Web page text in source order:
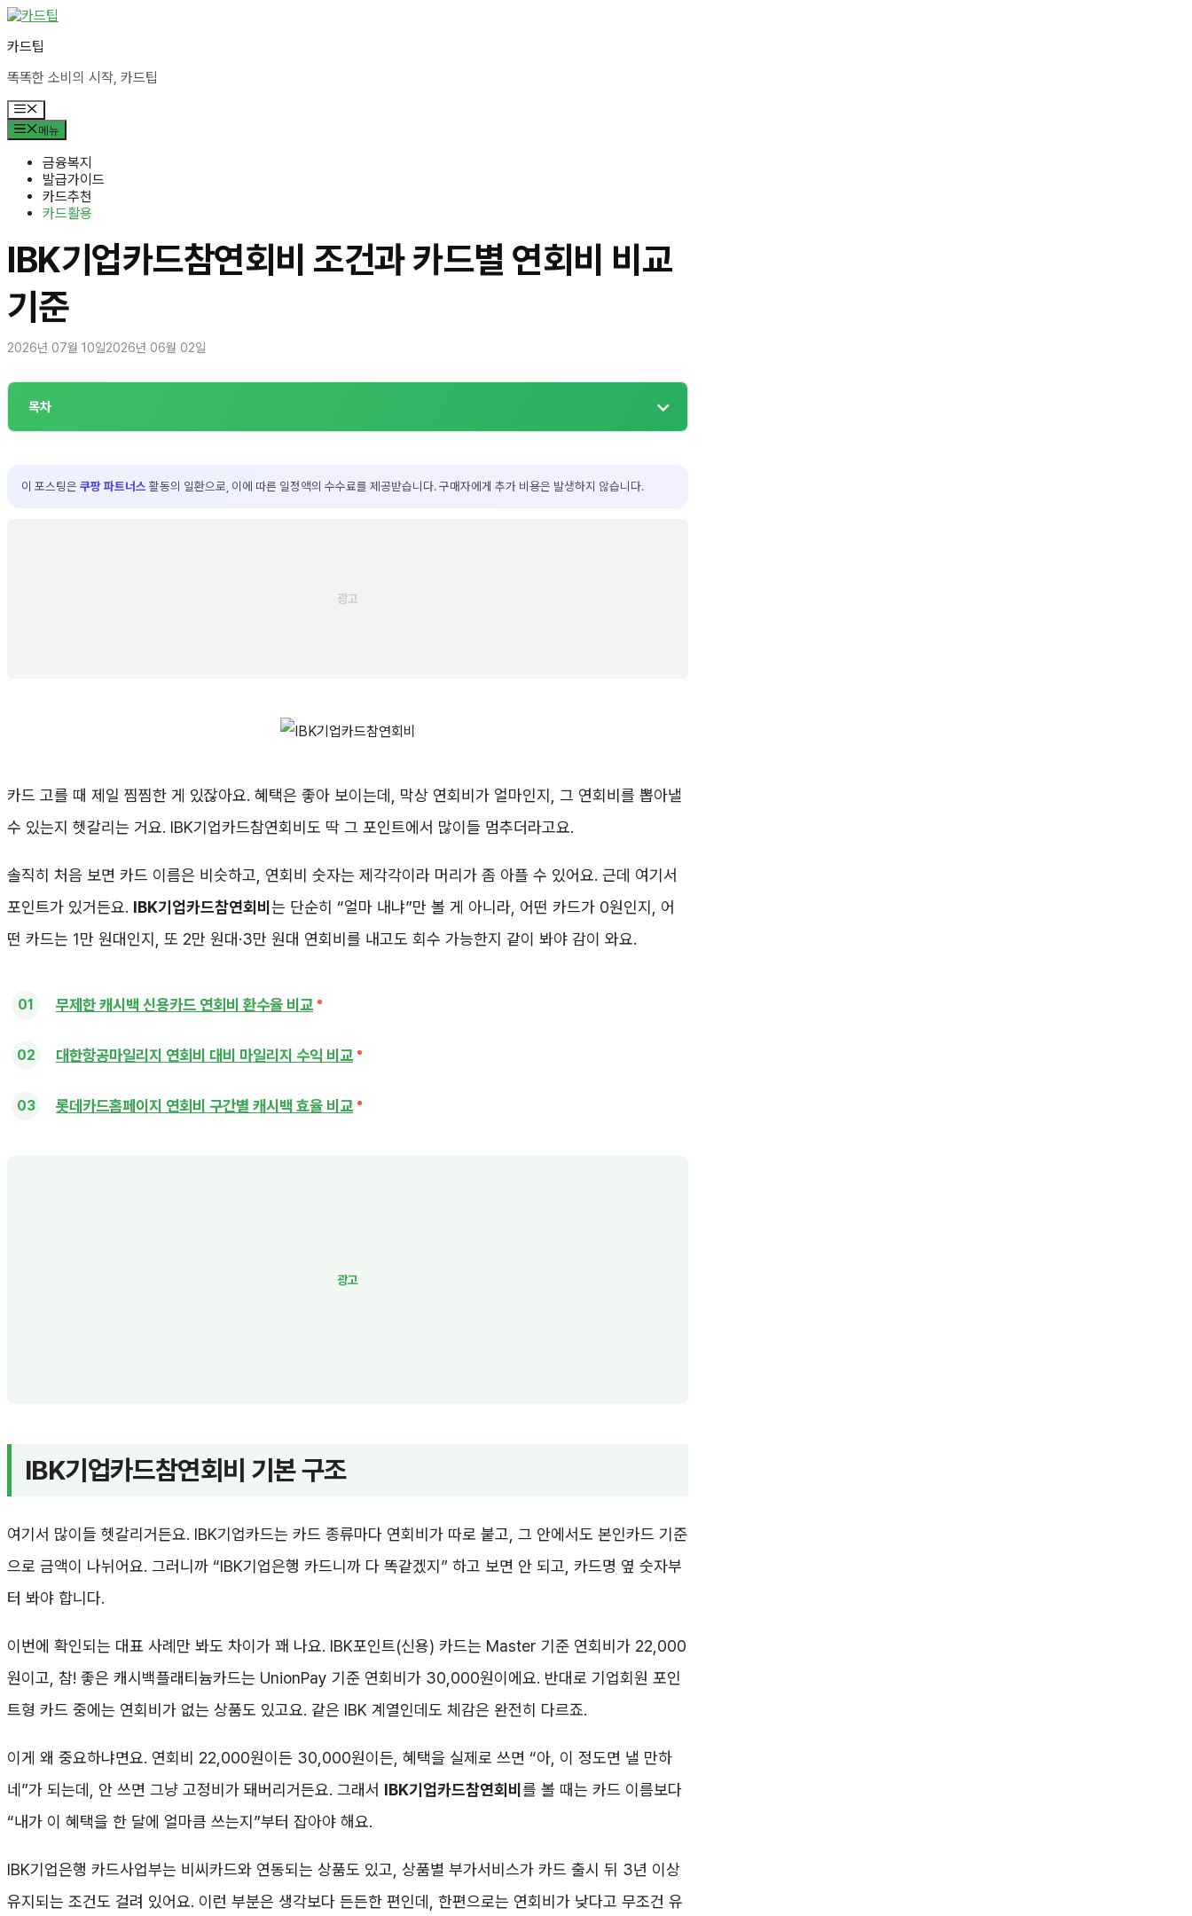
컨
츠
건
너
뛰
기
카드팁
똑똑한 소비의 시작, 카드팁
메
뉴
메뉴
금융복지
발급가이드
카드추천
카드활용
IBK기업카드참연회비 조건과 카드별 연회비 비교
기준
2026년 07월 10일2026년 06월 02일
목차
이 포스팅은 쿠팡 파트너스 활동의 일환으로, 이에 따른 일정액의 수수료를 제공받습니다. 구매자에게 추가 비용은 발생하지 않습니다.
카드 고를 때 제일 찜찜한 게 있잖아요. 혜택은 좋아 보이는데, 막상 연회비가 얼마인지, 그 연회비를 뽑아낼
수 있는지 헷갈리는 거요. IBK기업카드참연회비도 딱 그 포인트에서 많이들 멈추더라고요.
솔직히 처음 보면 카드 이름은 비슷하고, 연회비 숫자는 제각각이라 머리가 좀 아플 수 있어요. 근데 여기서
포인트가 있거든요. IBK기업카드참연회비 는 단순히 “얼마 내냐”만 볼 게 아니라, 어떤 카드가 0원인지, 어
떤 카드는 1만 원대인지, 또 2만 원대·3만 원대 연회비를 내고도 회수 가능한지 같이 봐야 감이 와요.
무제한 캐시백 신용카드 연회비 환수율 비교
대한항공마일리지 연회비 대비 마일리지 수익 비교
롯데카드홈페이지 연회비 구간별 캐시백 효율 비교
IBK기업카드참연회비 기본 구조
여기서 많이들 헷갈리거든요. IBK기업카드는 카드 종류마다 연회비가 따로 붙고, 그 안에서도 본인카드 기준
으로 금액이 나뉘어요. 그러니까 “IBK기업은행 카드니까 다 똑같겠지” 하고 보면 안 되고, 카드명 옆 숫자부
터 봐야 합니다.
이번에 확인되는 대표 사례만 봐도 차이가 꽤 나요. IBK포인트(신용) 카드는 Master 기준 연회비가 22,000
원이고, 참! 좋은 캐시백플래티늄카드는 UnionPay 기준 연회비가 30,000원이에요. 반대로 기업회원 포인
트형 카드 중에는 연회비가 없는 상품도 있고요. 같은 IBK 계열인데도 체감은 완전히 다르죠.
이게 왜 중요하냐면요. 연회비 22,000원이든 30,000원이든, 혜택을 실제로 쓰면 “아, 이 정도면 낼 만하
네”가 되는데, 안 쓰면 그냥 고정비가 돼버리거든요. 그래서 IBK기업카드참연회비 를 볼 때는 카드 이름보다
“내가 이 혜택을 한 달에 얼마큼 쓰는지”부터 잡아야 해요.
IBK기업은행 카드사업부는 비씨카드와 연동되는 상품도 있고, 상품별 부가서비스가 카드 출시 뒤 3년 이상
유지되는 조건도 걸려 있어요. 이런 부분은 생각보다 든든한 편인데, 한편으로는 연회비가 낮다고 무조건 유